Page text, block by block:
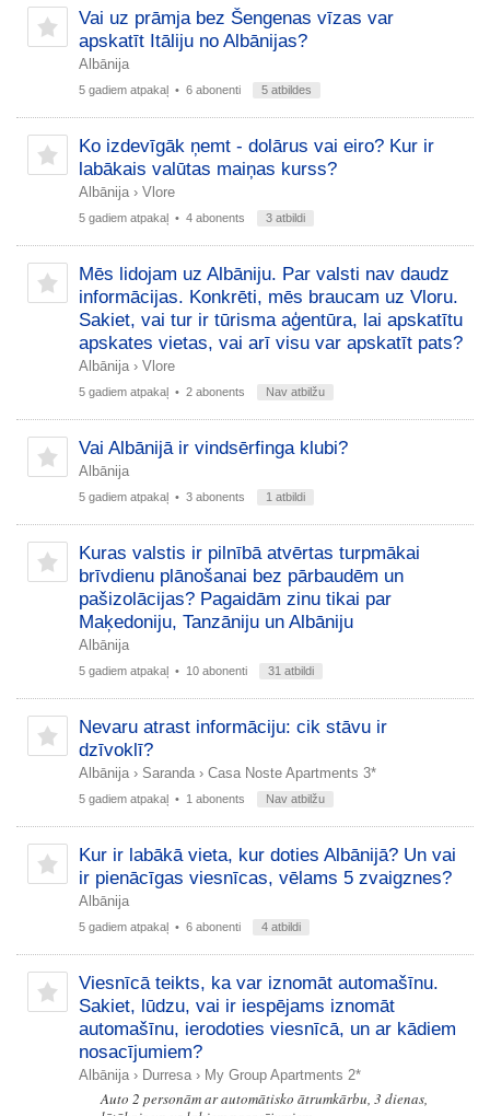
Vai uz prāmja bez Šengenas vīzas var
apskatīt Itāliju no Albānijas?
Albānija
5 gadiem atpakaļ • 6 abonenti 5 atbildes
Ko izdevīgāk ņemt - dolārus vai eiro? Kur ir
labākais valūtas maiņas kurss?
Albānija › Vlore
5 gadiem atpakaļ • 4 abonents 3 atbildi
Mēs lidojam uz Albāniju. Par valsti nav daudz
informācijas. Konkrēti, mēs braucam uz Vloru.
Sakiet, vai tur ir tūrisma aģentūra, lai apskatītu
apskates vietas, vai arī visu var apskatīt pats?
Albānija › Vlore
5 gadiem atpakaļ • 2 abonents Nav atbilžu
Vai Albānijā ir vindsērfinga klubi?
Albānija
5 gadiem atpakaļ • 3 abonents 1 atbildi
Kuras valstis ir pilnībā atvērtas turpmākai
brīvdienu plānošanai bez pārbaudēm un
pašizolācijas? Pagaidām zinu tikai par
Maķedoniju, Tanzāniju un Albāniju
Albānija
5 gadiem atpakaļ • 10 abonenti 31 atbildi
Nevaru atrast informāciju: cik stāvu ir
dzīvoklī?
Albānija › Saranda › Casa Noste Apartments 3*
5 gadiem atpakaļ • 1 abonents Nav atbilžu
Kur ir labākā vieta, kur doties Albānijā? Un vai
ir pienācīgas viesnīcas, vēlams 5 zvaigznes?
Albānija
5 gadiem atpakaļ • 6 abonenti 4 atbildi
Viesnīcā teikts, ka var iznomāt automašīnu.
Sakiet, lūdzu, vai ir iespējams iznomāt
automašīnu, ierodoties viesnīcā, un ar kādiem
nosacījumiem?
Albānija › Durresa › My Group Apartments 2*
Auto 2 personām ar automātisko ātrumkārbu, 3 dienas,